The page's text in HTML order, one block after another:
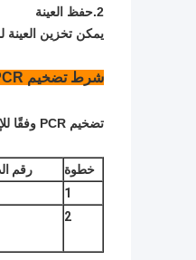
2. حفظ العينة
يمكن تخزين العينة لمدة 3 أشهر عند -20 ± 5 ℃ ولفترة طويلة
شرط تضخيم PCR:
تضخيم PCR وفقًا للإجراءات التالية:
خطوة رقم
1
2